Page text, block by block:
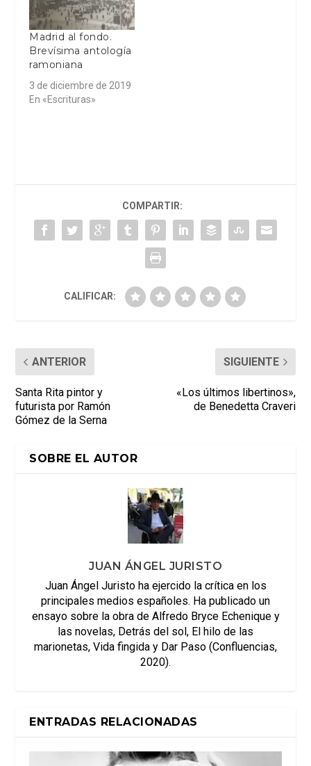
Madrid al fondo.
Brevísima antología
ramoniana
3 de diciembre de 2019
En «Escrituras»
COMPARTIR:
CALIFICAR:
ANTERIOR
Santa Rita pintor y
futurista por Ramón
Gómez de la Serna
SIGUIENTE
«Los últimos libertinos»,
de Benedetta Craveri
SOBRE EL AUTOR
JUAN ÁNGEL JURISTO
Juan Ángel Juristo ha ejercido la crítica en los
principales medios españoles. Ha publicado un
ensayo sobre la obra de Alfredo Bryce Echenique y
las novelas, Detrás del sol, El hilo de las
marionetas, Vida fingida y Dar Paso (Confluencias,
2020).
ENTRADAS RELACIONADAS